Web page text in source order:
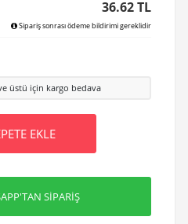
36.62 TL
Sipariş sonrası ödeme bildirimi gereklidir
üstü için kargo bedava
EKLE
SİPARİŞ